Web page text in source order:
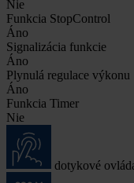
Nie
Funkcia StopControl
Áno
Signalizácia funkcie
Áno
Plynulá regulace výkonu
Áno
Funkcia Timer
Nie
dotykové